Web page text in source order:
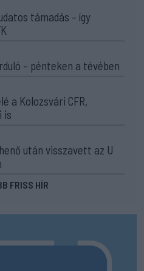
támadás – így
– pénteken a tévében
a Kolozsvári CFR,
is
után visszavett az U
FRISS HÍR